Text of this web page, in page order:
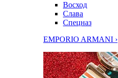
Восход
Слава
Спецназ
EMPORIO ARMANI ›